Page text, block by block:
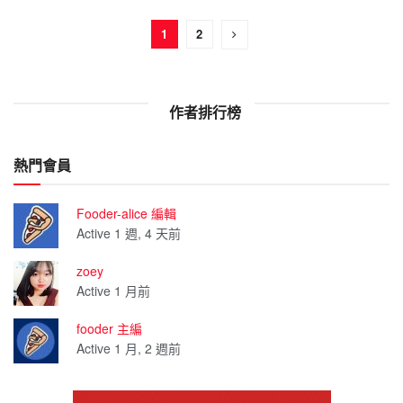
1 2
作者排行榜
熱門會員
Fooder-alice 編輯
Active 1 週, 4 天前
zoey
Active 1 月前
fooder 主編
Active 1 月, 2 週前